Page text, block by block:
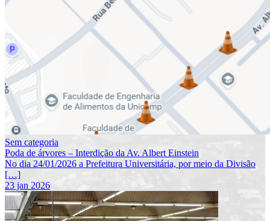
Sem categoria
Poda de árvores – Interdição da Av. Albert Einstein
No dia 24/01/2026 a Prefeitura Universitária, por meio da Divisão
[…]
23 jan 2026